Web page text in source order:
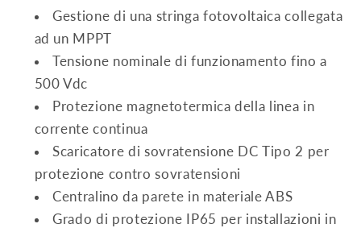
Gestione di una stringa fotovoltaica collegata
ad un MPPT
Tensione nominale di funzionamento fino a
500 Vdc
Protezione magnetotermica della linea in
corrente continua
Scaricatore di sovratensione DC Tipo 2 per
protezione contro sovratensioni
Centralino da parete in materiale ABS
Grado di protezione IP65 per installazioni in